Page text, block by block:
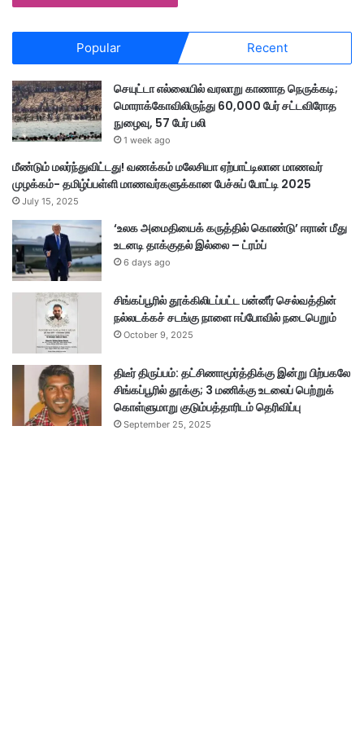
Popular Recent
செயுட்டா எல்லையில் வரலாறு காணாத நெருக்கடி;
மொராக்கோவிலிருந்து 60,000 பேர் சட்டவிரோத
நுழைவு, 57 பேர் பலி
1 week ago
மீண்டும் மலர்ந்துவிட்டது! வணக்கம் மலேசியா ஏற்பாட்டிலான மாணவர்
முழக்கம்- தமிழ்ப்பள்ளி மாணவர்களுக்கான பேச்சுப் போட்டி 2025
July 15, 2025
‘உலக அமைதியைக் கருத்தில் கொண்டு’ ஈரான் மீது
உடனடி தாக்குதல் இல்லை – ட்ரம்ப்
6 days ago
சிங்கப்பூரில் தூக்கிலிடப்பட்ட பன்னீர் செல்வத்தின்
நல்லடக்கச் சடங்கு நாளை ஈப்போவில் நடைபெறும்
October 9, 2025
திடீர் திருப்பம்: தட்சிணாமூர்த்திக்கு இன்று பிற்பகலே
சிங்கப்பூரில் தூக்கு; 3 மணிக்கு உடலைப் பெற்றுக்
கொள்ளுமாறு குடும்பத்தாரிடம் தெரிவிப்பு
September 25, 2025